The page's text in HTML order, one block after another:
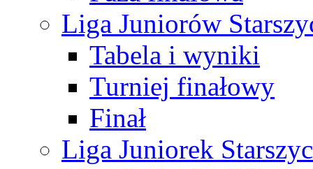
Liga Juniorów
Tabela i wyniki
Turniej finałowy
Finał
Liga Juniorek